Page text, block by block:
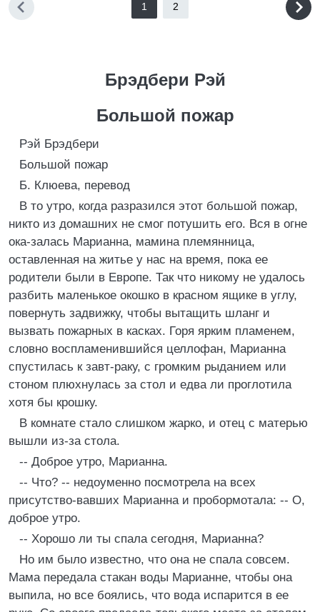
1 2
Брэдбери Рэй
Большой пожар
Рэй Брэдбери
Большой пожар
Б. Клюева, перевод
В то утро, когда разразился этот большой пожар,
никто из домашних не смог потушить его. Вся в огне
ока-залась Марианна, мамина племянница,
оставленная на житье у нас на время, пока ее
родители были в Европе. Так что никому не удалось
разбить маленькое окошко в красном ящике в углу,
повернуть задвижку, чтобы вытащить шланг и
вызвать пожарных в касках. Горя ярким пламенем,
словно воспламенившийся целлофан, Марианна
спустилась к завт-раку, с громким рыданием или
стоном плюхнулась за стол и едва ли проглотила
хотя бы крошку.
В комнате стало слишком жарко, и отец с матерью
вышли из-за стола.
-- Доброе утро, Марианна.
-- Что? -- недоуменно посмотрела на всех
присутство-вавших Марианна и пробормотала: -- О,
доброе утро.
-- Хорошо ли ты спала сегодня, Марианна?
Но им было известно, что она не спала совсем.
Мама передала стакан воды Марианне, чтобы она
выпила, но все боялись, что вода испарится в ее